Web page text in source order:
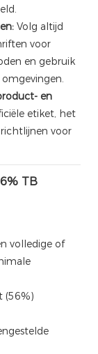
Volg altijd
voor
en gebruik
en
etiket, het
voor
TB
volledige of
(56%)